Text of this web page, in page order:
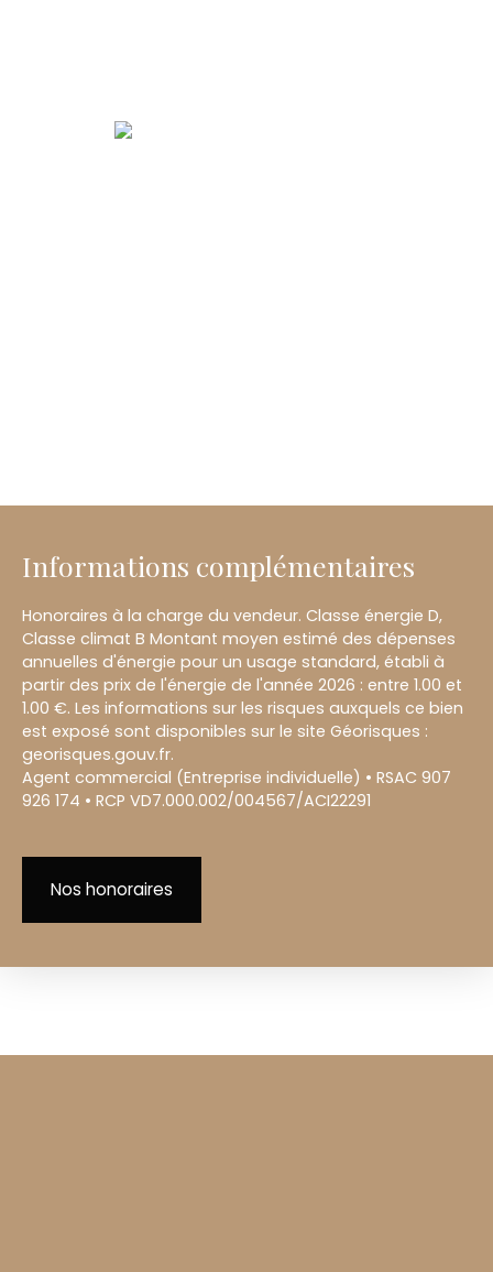
Informations complémentaires
Honoraires à la charge du vendeur. Classe énergie D,
Classe climat B Montant moyen estimé des dépenses
annuelles d'énergie pour un usage standard, établi à
partir des prix de l'énergie de l'année 2026 : entre 1.00 et
1.00 €. Les informations sur les risques auxquels ce bien
est exposé sont disponibles sur le site Géorisques :
georisques.gouv.fr.
Agent commercial (Entreprise individuelle) • RSAC 907
926 174 • RCP VD7.000.002/004567/ACI22291
Nos honoraires